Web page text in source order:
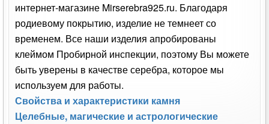
интернет-магазине Mirserebra925.ru. Благодаря
родиевому покрытию, изделие не темнеет со
временем. Все наши изделия апробированы
клеймом Пробирной инспекции, поэтому Вы можете
быть уверены в качестве серебра, которое мы
используем для работы.
Свойства и характеристики камня
Целебные, магические и астрологические